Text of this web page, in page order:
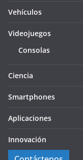
Vehículos
Videojuegos
Consolas
Ciencia
Smartphones
Aplicaciones
Innovación